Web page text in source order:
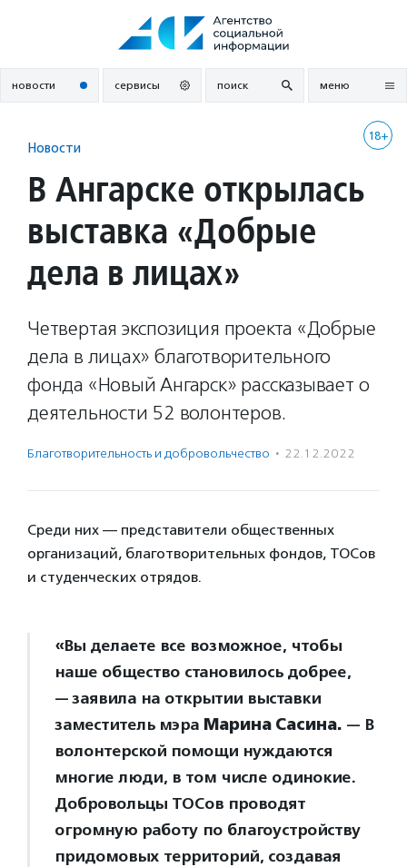
новости сервисы поиск меню
18+
Новости
В Ангарске открылась
выставка «Добрые
дела в лицах»
Четвертая экспозиция проекта «Добрые
дела в лицах» благотворительного
фонда «Новый Ангарск» рассказывает о
деятельности 52 волонтеров.
Благотвори­тель­ность и доброволь­чест­во · 22.12.2022
Среди них — представители общественных
организаций, благотворительных фондов, ТОСов
и студенческих отрядов.
«Вы делаете все возможное, чтобы
наше общество становилось добрее,
— заявила на открытии выставки
заместитель мэра Марина Сасина. — В
волонтерской помощи нуждаются
многие люди, в том числе одинокие.
Добровольцы ТОСов проводят
огромную работу по благоустройству
придомовых территорий, создавая